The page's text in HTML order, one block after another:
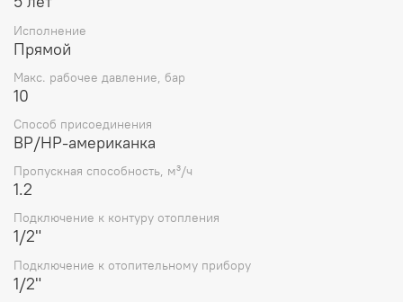
Исполнение
Прямой
Макс. рабочее давление, бар
10
Способ присоединения
ВР/НР-американка
Пропускная способность, м³/ч
1.2
Подключение к контуру отопления
1/2"
Подключение к отопительному прибору
1/2"